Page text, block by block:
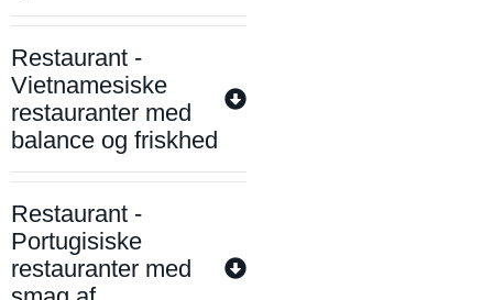
Restaurant -
Vietnamesiske
restauranter med
balance og friskhed
Restaurant -
Portugisiske
restauranter med